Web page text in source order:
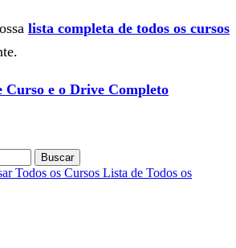
lista completa de todos os cursos
Curso e o Drive Completo
Buscar
Todos os Cursos Lista de Todos os